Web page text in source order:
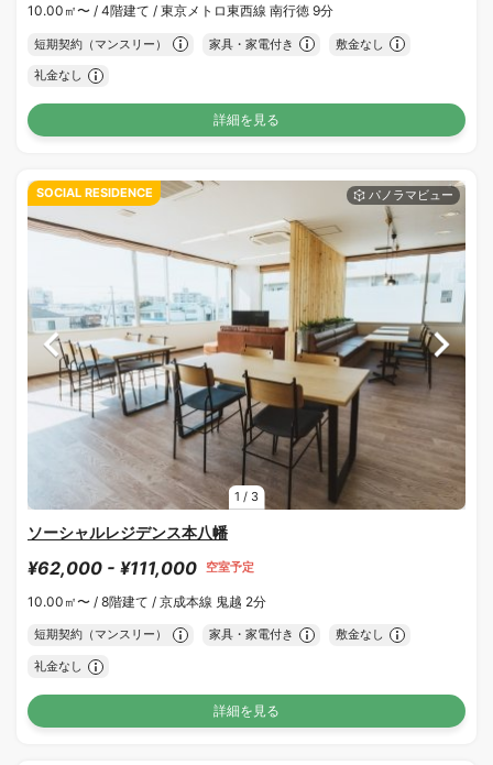
10.00㎡〜 / 4階建て / 東京メトロ東西線 南行徳 9分
短期契約（マンスリー） 家具・家電付き 敷金なし
礼金なし
詳細を見る
1 / 3
SOCIAL RESIDENCE
ソーシャルレジデンス本八幡
¥62,000 - ¥111,000 空室予定
10.00㎡〜 / 8階建て / 京成本線 鬼越 2分
短期契約（マンスリー） 家具・家電付き 敷金なし
礼金なし
詳細を見る